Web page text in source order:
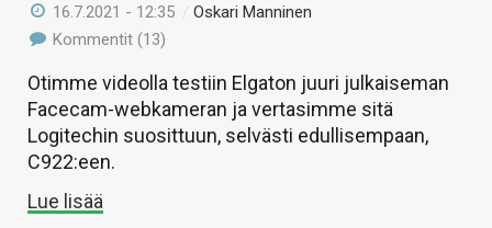
16.7.2021 - 12:35 /Oskari Manninen
Kommentit (13)
Otimme videolla testiin Elgaton juuri julkaiseman
Facecam-webkameran ja vertasimme sitä
Logitechin suosittuun, selvästi edullisempaan,
C922:een.
Lue lisää